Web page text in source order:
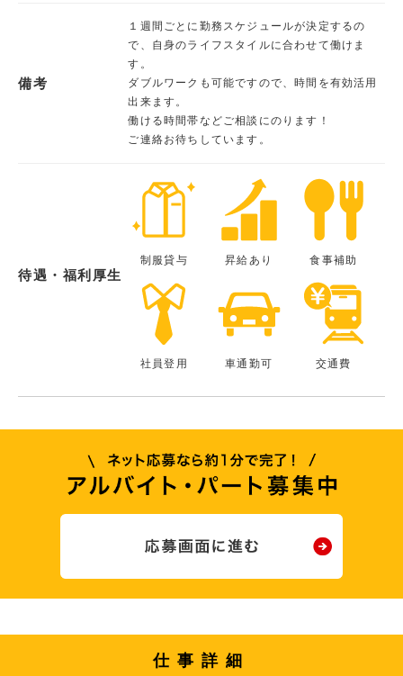
備考
１週間ごとに勤務スケジュールが決定するの
で、自身のライフスタイルに合わせて働けま
す。
ダブルワークも可能ですので、時間を有効活用
出来ます。
働ける時間帯などご相談にのります！
ご連絡お待ちしています。
待遇・福利厚生
制服貸与 昇給あり 食事補助
社員登用 車通勤可 交通費
仕事詳細